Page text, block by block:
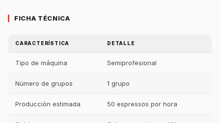
FICHA TÉCNICA
CARACTERÍSTICA DETALLE
Tipo de máquina Semiprofesional
Número de grupos 1 grupo
Producción estimada 50 espressos por hora